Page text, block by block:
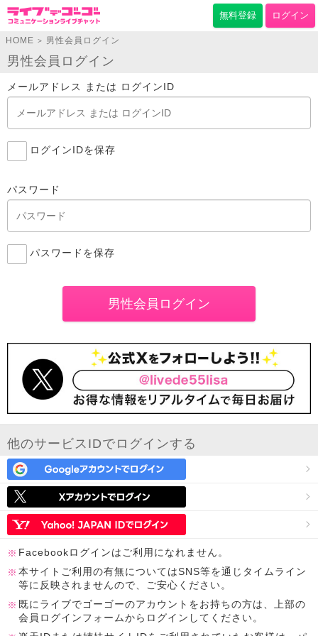
無料登録 ログイン
HOME > 男性会員ログイン
男性会員ログイン
メールアドレス または ログインID
ログインIDを保存
パスワード
パスワードを保存
他のサービスIDでログインする
Facebookログインはご利用になれません。
本サイトご利用の有無についてはSNS等を通じタイムライン
等に反映されませんので、ご安心ください。
既にライブでゴーゴーのアカウントをお持ちの方は、上部の
会員ログインフォームからログインしてください。